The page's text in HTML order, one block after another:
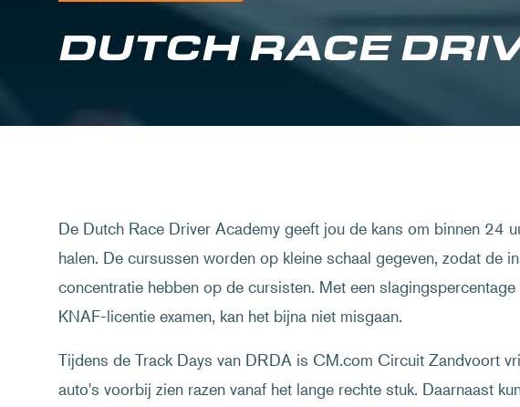
DUTCH RACE
De Dutch Race Driver Academy geeft jou de kans om binnen 24
halen. De cursussen worden op kleine schaal gegeven, zodat de
concentratie hebben op de cursisten. Met een
KNAF-licentie examen, kan het bijna niet misgaan.
Tijdens de Track Days van DRDA is CM.com Circuit Zandvoort
auto's voorbij zien razen vanaf het lange rechte stuk. Daarnaast